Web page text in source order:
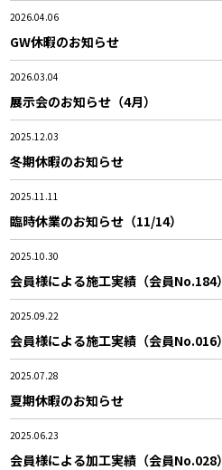
2026.04.06
GW休暇のお知らせ
2026.03.04
展示会のお知らせ（4月）
2025.12.03
冬期休暇のお知らせ
2025.11.11
臨時休業のお知らせ（11/14）
2025.10.30
会員様による施工実績（会員No.184）
2025.09.22
会員様による施工実績（会員No.016）
2025.07.28
夏期休暇のお知らせ
2025.06.23
会員様による加工実績（会員No.028）